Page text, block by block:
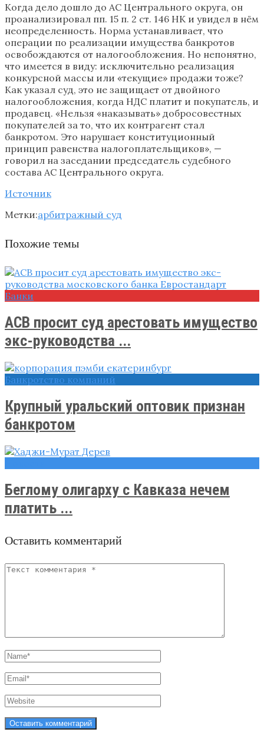
Когда дело дошло до АС Центрального округа, он
проанализировал пп. 15 п. 2 ст. 146 НК и увидел в нём
неопределенность. Норма устанавливает, что
операции по реализации имущества банкротов
освобождаются от налогообложения. Но непонятно,
что имеется в виду: исключительно реализация
конкурсной массы или «текущие» продажи тоже?
Как указал суд, это не защищает от двойного
налогообложения, когда НДС платит и покупатель, и
продавец. «Нельзя «наказывать» добросовестных
покупателей за то, что их контрагент стал
банкротом. Это нарушает конституционный
принцип равенства налогоплательщиков», —
говорил на заседании председатель судебного
состава АС Центрального округа.
Источник
Метки:арбитражный суд
Похожие темы
Банки
АСВ просит суд арестовать имущество
экс-руководства ...
Банкротство компаний
Крупный уральский оптовик признан
банкротом
Беглому олигарху с Кавказа нечем
платить ...
Оставить комментарий